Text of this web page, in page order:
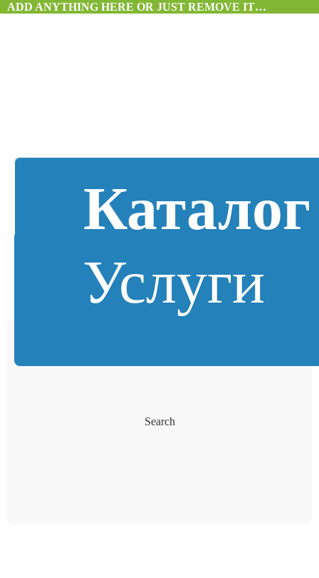
ADD ANYTHING HERE OR JUST REMOVE IT…
Каталог
Услуги
Search